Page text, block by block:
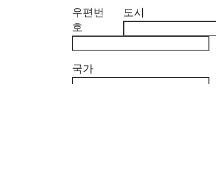
우편번
호
도시
국가